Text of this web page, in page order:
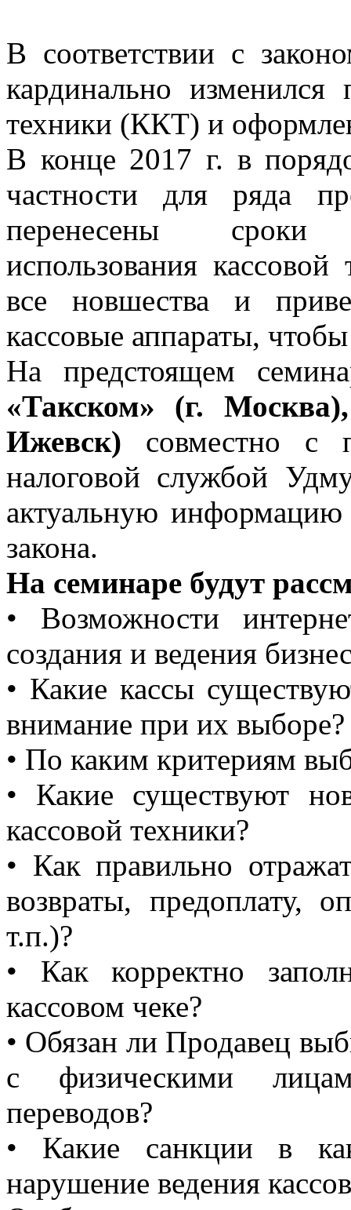
В соответствии с
кардинально изменился
техники (ККТ) и
В конце 2017 г. в
частности для ряда
перенесены сроки
использования
все новшества и
кассовые аппараты,
На предстоящем
«Такском» (г.
Ижевск) совместно с
налоговой службой
актуальную
закона.
На семинаре будут
• Возможности
создания и ведения
• Какие кассы
внимание при их выборе?
• По каким критериям
• Какие существуют
кассовой техники?
• Как правильно
возвраты, предоплату,
т.п.)?
• Как корректно
кассовом чеке?
• Обязан ли Продавец
с физическими
переводов?
• Какие санкции в
нарушение ведения